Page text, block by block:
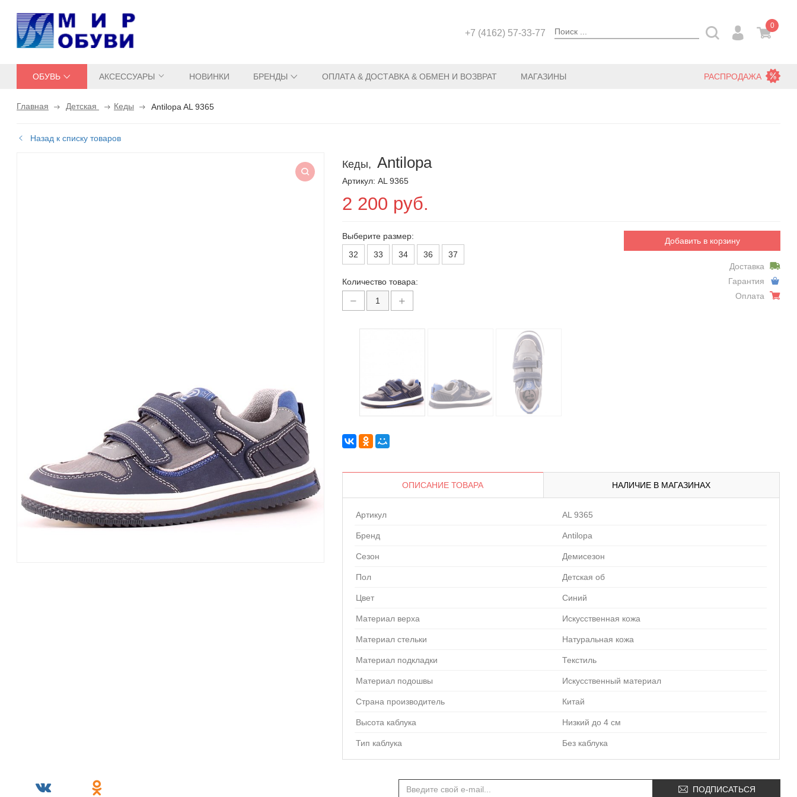
+7 (4162) 57-33-77
0
ОБУВЬ АКСЕССУАРЫ НОВИНКИ БРЕНДЫ ОПЛАТА & ДОСТАВКА & ОБМЕН И ВОЗВРАТ МАГАЗИНЫ РАСПРОДАЖА
Главная Детская Кеды Antilopa AL 9365
Назад к списку товаров
Кеды, Antilopa
Артикул: AL 9365
2 200 руб.
Выберите размер:
32
33 34 36 37
Количество товара:
Добавить в корзину
Доставка
Гарантия
Оплата
ОПИСАНИЕ ТОВАРА НАЛИЧИЕ В МАГАЗИНАХ
Артикул AL 9365
Бренд Antilopa
Сезон Демисезон
Пол Детская об
Цвет Синий
Материал верха Искусственная кожа
Материал стельки Натуральная кожа
Материал подкладки Текстиль
Материал подошвы Искусственный материал
Страна производитель Китай
Высота каблука Низкий до 4 см
Тип каблука Без каблука
ПОДПИСАТЬСЯ